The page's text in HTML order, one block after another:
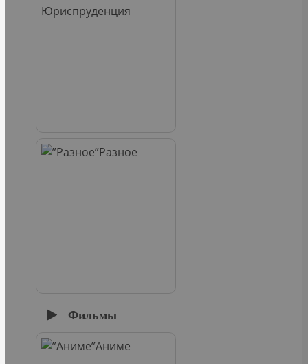
Юриспруденция
Разное
Фильмы
Аниме